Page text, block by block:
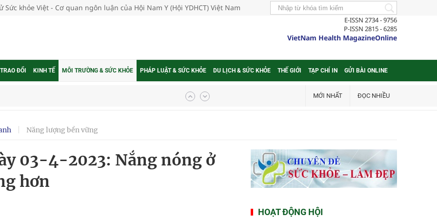
Sức khỏe Việt - Cơ quan ngôn luận của Hội Nam Y (Hội YDHCT) Việt Nam
E-ISSN 2734 - 9756
P-ISSN 2815 - 6285
VietNam Health MagazineOnline
ĐỔI KINH TẾ MÔI TRƯỜNG & SỨC KHỎE PHÁP LUẬT & SỨC KHỎE DU LỊCH & SỨC KHỎE THẾ GIỚI TẠP CHÍ IN GỬI BÀI ONLINE
ung thư
quốc
mới của Việt Nam
hai cấp trong quản lý hoạt động nha khoa,
MỚI NHẤT ĐỌC NHIỀU
Năng lượng bền vững
03-4-2023: Nắng nóng ở
hơn
HOẠT ĐỘNG HỘI